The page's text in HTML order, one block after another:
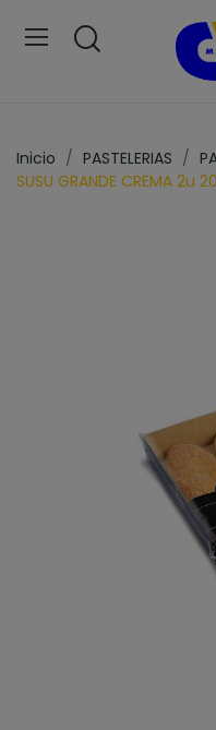
Inicio PASTELERIAS
SUSU GRANDE CREMA 2u